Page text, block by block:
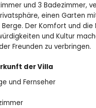
und 3 Badezimmer,
einen Garten
Der Komfort und
und Kultur
Freunden zu verbringen.
der Villa
und Fernseher